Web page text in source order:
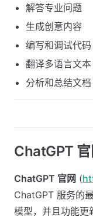
解答专业问题
生成创意内容
编写和调试代码
翻译多语言文本
分析和总结文档
ChatGPT
ChatGPT 官网 (
ChatGPT 服务的
模型，并且功能更